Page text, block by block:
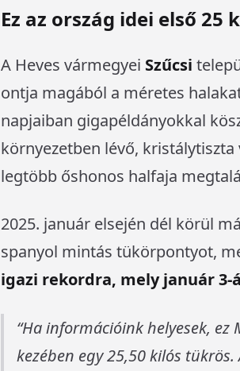
Ez az ország idei első
A Heves vármegyei Szűcsi
ontja magából a méretes
napjaiban gigapéldányokkal
környezetben lévő, kristálytiszta
legtöbb őshonos halfaja
2025. január elsején dél körül
spanyol mintás tükörpontyot,
igazi rekordra, mely január
Ha információink helyesek, ez
kezében egy 25,50 kilós